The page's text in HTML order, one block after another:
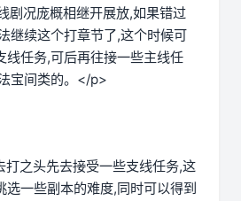
剧况庞概相继开展放,如果错过
继续这个打章节了,这个时候可
线任务,可后再往接一些主线任
宝间类的。</p>
之头先去接受一些支线任务,这
选一些副本的难度,同时可以得到